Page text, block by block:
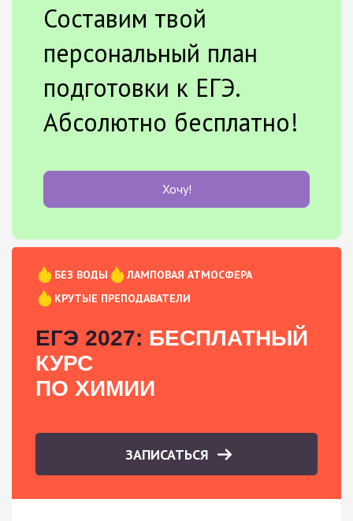
Составим твой
персональный план
подготовки к ЕГЭ.
Абсолютно бесплатно!
Хочу!
БЕЗ ВОДЫ
ЛАМПОВАЯ АТМОСФЕРА
КРУТЫЕ ПРЕПОДАВАТЕЛИ
ЕГЭ 2027: БЕСПЛАТНЫЙ
КУРС
ПО ХИМИИ
ЗАПИСАТЬСЯ